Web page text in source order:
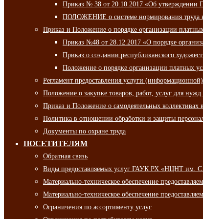
Приказ № 38 от 20.10.2017 «Об утверждении
ПОЛОЖЕНИЕ о системе нормирования
Приказ и Положение о порядке организации
Приказ №48 от 28.12.2017 «О порядке
Приказ о создании республиканского
Положение о порядке организации платных
Регламент предоставления услуги
Положение о закупке товаров, работ, услуг для
Приказ и Положение о самодеятельных коллективах
Политика в отношении обработки и защиты
Документы по охране труда
ПОСЕТИТЕЛЯМ
Обратная связь
Виды предоставляемых услуг ГАУК РХ «НЦНТ им.
Материально-техническое обеспечение
Материально-техническое обеспечение
Ограничения по ассортименту услуг